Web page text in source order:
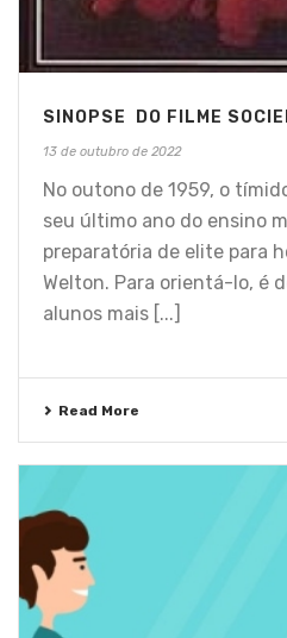
SINOPSE DO FILME
13 de outubro de 2022
No outono de 1959, o
seu último ano do ensino
preparatória de elite para
Welton. Para orientá-lo, é
alunos mais [...]
Read More